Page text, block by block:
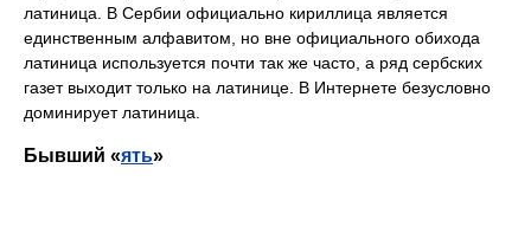
латиница. В Сербии официально кириллица является
единственным алфавитом, но вне официального обихода
латиница используется почти так же часто, а ряд сербских
газет выходит только на латинице. В Интернете безусловно
доминирует латиница.
Бывший «ять»